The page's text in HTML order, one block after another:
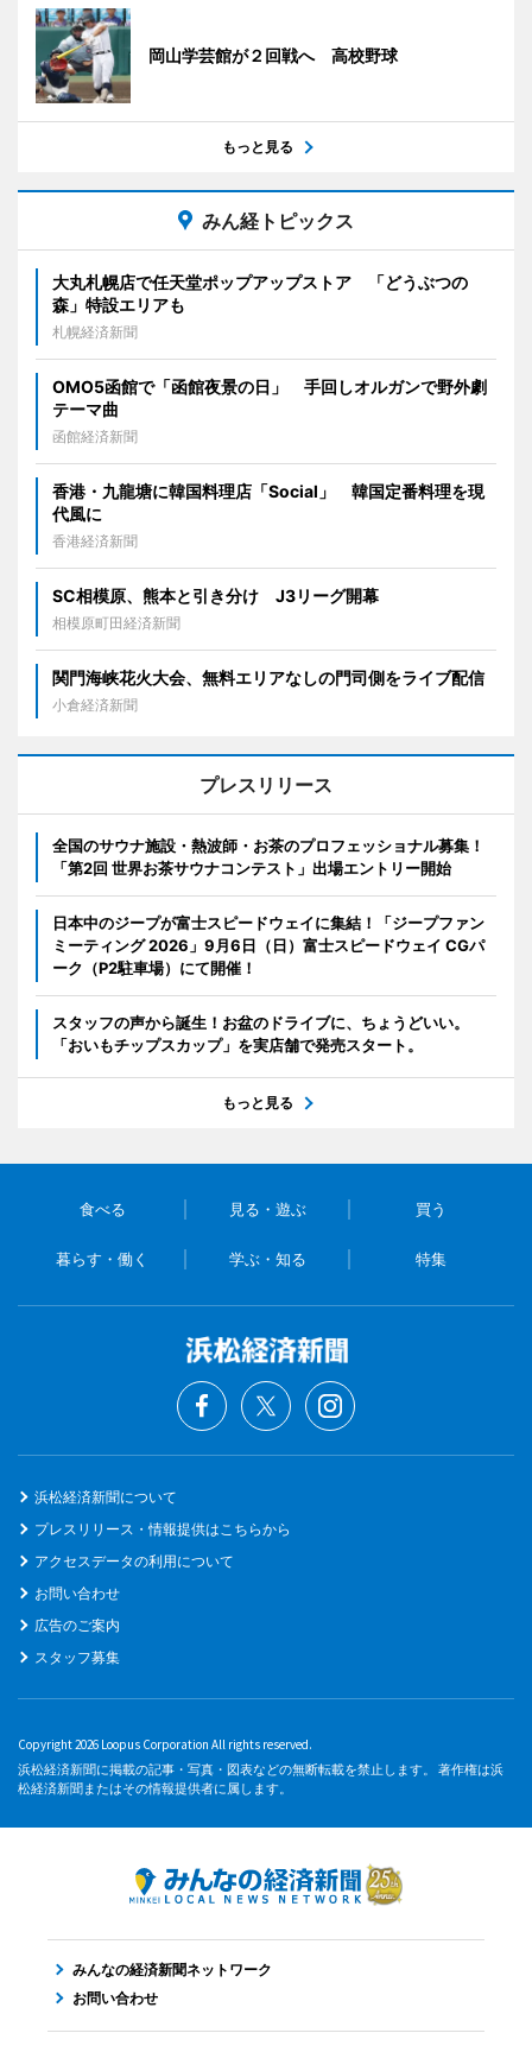
岡山学芸館が２回戦へ 高校野球
もっと見る
みん経トピックス
大丸札幌店で任天堂ポップアップストア 「どうぶつの
森」特設エリアも
札幌経済新聞
OMO5函館で「函館夜景の日」 手回しオルガンで野外劇
テーマ曲
函館経済新聞
香港・九龍塘に韓国料理店「Social」 韓国定番料理を現
代風に
香港経済新聞
SC相模原、熊本と引き分け J3リーグ開幕
相模原町田経済新聞
関門海峡花火大会、無料エリアなしの門司側をライブ配信
小倉経済新聞
プレスリリース
全国のサウナ施設・熱波師・お茶のプロフェッショナル募集！
「第2回 世界お茶サウナコンテスト」出場エントリー開始
日本中のジープが富士スピードウェイに集結！「ジープファン
ミーティング 2026」9月6日（日）富士スピードウェイ CGパ
ーク（P2駐車場）にて開催！
スタッフの声から誕生！お盆のドライブに、ちょうどいい。
「おいもチップスカップ」を実店舗で発売スタート。
もっと見る
食べる 見る・遊ぶ 買う
暮らす・働く 学ぶ・知る 特集
浜松経済新聞について
プレスリリース・情報提供はこちらから
アクセスデータの利用について
お問い合わせ
広告のご案内
スタッフ募集
Copyright 2026 Loopus Corporation All rights reserved.
浜松経済新聞に掲載の記事・写真・図表などの無断転載を禁止します。 著作権は浜
松経済新聞またはその情報提供者に属します。
みんなの経済新聞ネットワーク
お問い合わせ